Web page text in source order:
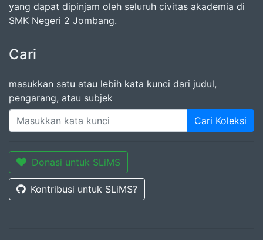
yang dapat dipinjam oleh seluruh civitas akademia di
SMK Negeri 2 Jombang.
Cari
masukkan satu atau lebih kata kunci dari judul,
pengarang, atau subjek
Cari Koleksi
Donasi untuk SLiMS
Kontribusi untuk SLiMS?